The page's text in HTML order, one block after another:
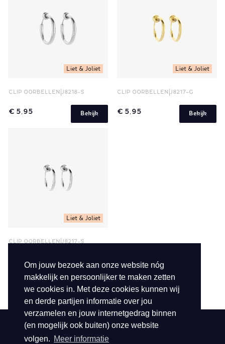
Om jouw bezoek aan onze website nóg
makkelijk en persoonlijker te maken zetten
we cookies in. Met deze cookies kunnen wij
en derde partijen informatie over jou
verzamelen en jouw internetgedrag binnen
(en mogelijk ook buiten) onze website
volgen. Meer informatie
Liet & Joliet
CLIP OORBELLEN J8218-S
€ 5,95 Bekijk
Liet & Joliet
CLIP OORBELLEN J8217-G
€ 5,95 Bekijk
Liet & Joliet
CLIP OORBELLEN J8217-S
€ 5,95 Bekijk
1 van 1
Contact